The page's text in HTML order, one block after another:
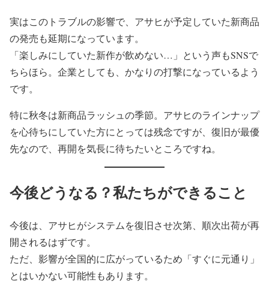
実はこのトラブルの影響で、アサヒが予定していた新商品
の発売も延期になっています。
「楽しみにしていた新作が飲めない…」という声もSNSで
ちらほら。企業としても、かなりの打撃になっているよう
です。
特に秋冬は新商品ラッシュの季節。アサヒのラインナップ
を心待ちにしていた方にとっては残念ですが、復旧が最優
先なので、再開を気長に待ちたいところですね。
今後どうなる？私たちができること
今後は、アサヒがシステムを復旧させ次第、順次出荷が再
開されるはずです。
ただ、影響が全国的に広がっているため「すぐに元通り」
とはいかない可能性もあります。